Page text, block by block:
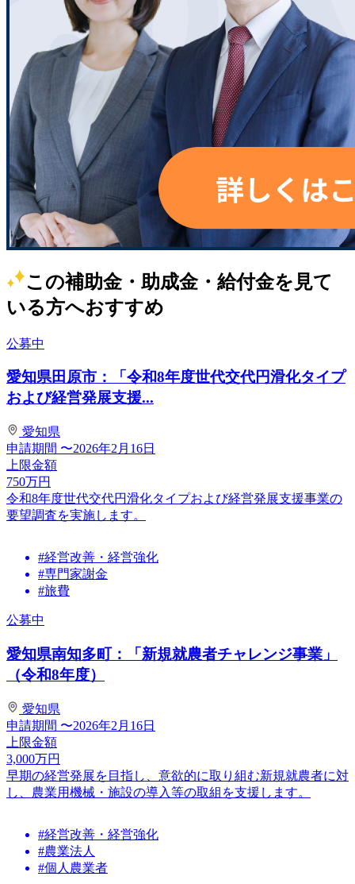
この補助金・助成金・給付金を見て
いる方へおすすめ
公募中
愛知県田原市：「令和8年度世代交代円滑化タイプ
および経営発展支援...
愛知県
申請期間 〜2026年2月16日
上限金額
750万円
令和8年度世代交代円滑化タイプおよび経営発展支援事業の
要望調査を実施します。
#経営改善・経営強化
#専門家謝金
#旅費
公募中
愛知県南知多町：「新規就農者チャレンジ事業」
（令和8年度）
愛知県
申請期間 〜2026年2月16日
上限金額
3,000万円
早期の経営発展を目指し、意欲的に取り組む新規就農者に対
し、農業用機械・施設の導入等の取組を支援します。
#経営改善・経営強化
#農業法人
#個人農業者